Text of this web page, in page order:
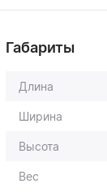
Габариты
Длина
Ширина
Высота
Вес